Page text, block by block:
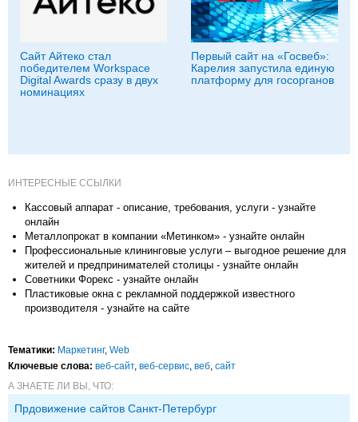
Сайт Айтеко стал
победителем Workspace
Digital Awards сразу в двух
номинациях
Первый сайт на «Госвеб»:
Карелия запустила единую
платформу для госорганов
ИНТЕРЕСНЫЕ ССЫЛКИ
Кассовый аппарат - описание, требования, услуги - узнайте
онлайн
Металлопрокат в компании «Метинком» - узнайте онлайн
Профессиональные клининговые услуги – выгодное решение для
жителей и предпринимателей столицы - узнайте онлайн
Советники Форекс - узнайте онлайн
Пластиковые окна с рекламной поддержкой известного
производителя - узнайте на сайте
Тематики: Маркетинг, Web
Ключевые слова: веб-сайт, веб-сервис веб сайт
А ЗНАЕТЕ ЛИ ВЫ, ЧТО:
Прдовижение сайтов Санкт-Петербург